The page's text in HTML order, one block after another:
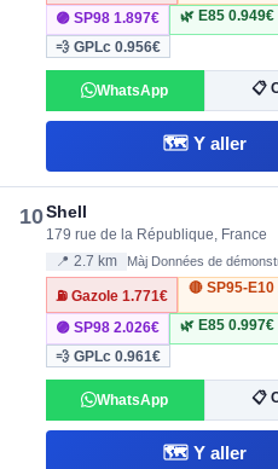
🟣 SP981.897€ 🌿 E85 0.949€
💨 GPLc0.956€
WhatsApp 📋
🗺️ Y aller
10Shell
179 rue de la République, France
📍 2.7 km Màj Données de
⛽ Gazole1.771€
🔴 SP95-E10
🟣 SP982.026€ 🌿 E85 0.997€
💨 GPLc0.961€
WhatsApp 📋
🗺️ Y aller